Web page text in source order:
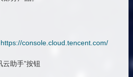
https://console.cloud.tencent.com/
云助手”按钮